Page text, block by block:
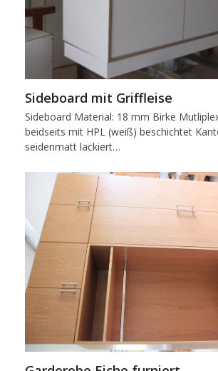
Sideboard mit Griffleise
Sideboard Material: 18 mm Birke
beidseits mit HPL (weiß) beschichtet
seidenmatt lackiert…